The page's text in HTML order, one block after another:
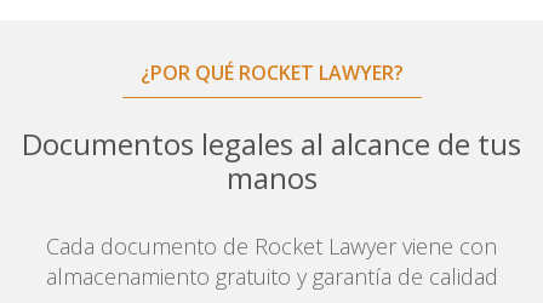
¿POR QUÉ ROCKET LAWYER?
Documentos legales al alcance de tus
manos
Cada documento de Rocket Lawyer viene con
almacenamiento gratuito y garantía de calidad